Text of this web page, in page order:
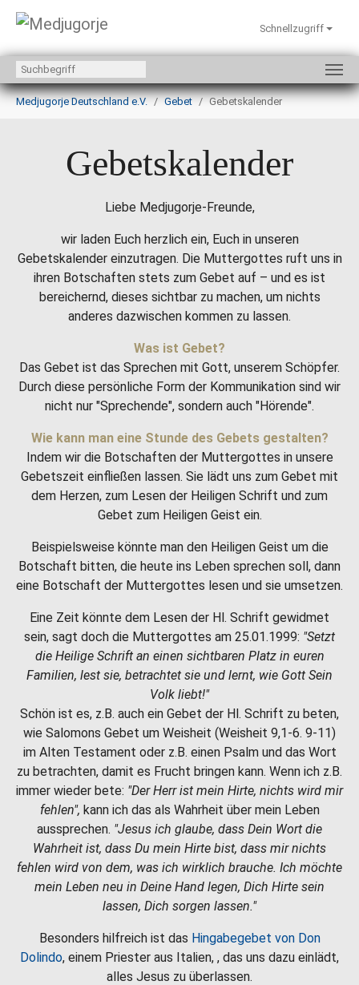
Zum Hauptinhalt springen
Schnellzugriff
Sie sind hier:
Medjugorje Deutschland e.V.
Gebet Gebetskalender
Gebetskalender
Liebe Medjugorje-Freunde,
wir laden Euch herzlich ein, Euch in unseren
Gebetskalender einzutragen. Die Muttergottes ruft uns in
ihren Botschaften stets zum Gebet auf – und es ist
bereichernd, dieses sichtbar zu machen, um nichts
anderes dazwischen kommen zu lassen.
Was ist Gebet?
Das Gebet ist das Sprechen mit Gott, unserem Schöpfer.
Durch diese persönliche Form der Kommunikation sind wir
nicht nur "Sprechende", sondern auch "Hörende".
Wie kann man eine Stunde des Gebets gestalten?
Indem wir die Botschaften der Muttergottes in unsere
Gebetszeit einfließen lassen. Sie lädt uns zum Gebet mit
dem Herzen, zum Lesen der Heiligen Schrift und zum
Gebet zum Heiligen Geist ein.
Beispielsweise könnte man den Heiligen Geist um die
Botschaft bitten, die heute ins Leben sprechen soll, dann
eine Botschaft der Muttergottes lesen und sie umsetzen.
Eine Zeit könnte dem Lesen der Hl. Schrift gewidmet
sein, sagt doch die Muttergottes am 25.01.1999: "Setzt
die Heilige Schrift an einen sichtbaren Platz in euren
Familien, lest sie, betrachtet sie und lernt, wie Gott Sein
Volk liebt!"
Schön ist es, z.B. auch ein Gebet der Hl. Schrift zu beten,
wie Salomons Gebet um Weisheit (Weisheit 9,1-6. 9-11)
im Alten Testament oder z.B. einen Psalm und das Wort
zu betrachten, damit es Frucht bringen kann. Wenn ich z.B.
immer wieder bete: "Der Herr ist mein Hirte, nichts wird mir
fehlen", kann ich das als Wahrheit über mein Leben
aussprechen. "Jesus ich glaube, dass Dein Wort die
Wahrheit ist, dass Du mein Hirte bist, dass mir nichts
fehlen wird von dem, was ich wirklich brauche. Ich möchte
mein Leben neu in Deine Hand legen, Dich Hirte sein
lassen, Dich sorgen lassen."
Besonders hilfreich ist das Hingabegebet von Don
Dolindo, einem Priester aus Italien, , das uns dazu einlädt,
alles Jesus zu überlassen.